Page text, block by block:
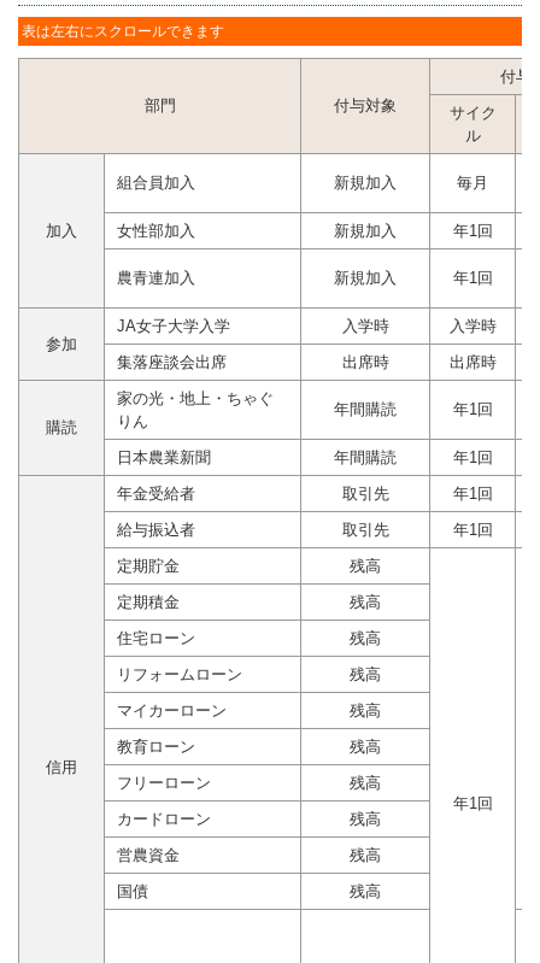
表は左右にスクロールできます
部門 付与対象
付与
サイク
ル
加入
組合員加入 新規加入 毎月
女性部加入 新規加入 年1回
農青連加入 新規加入 年1回
参加
JA女子大学入学 入学時
入学時
集落座談会出席
出席時 出席時
購読
家の光・地上・ちゃぐ
りん
年間購読 年1回
日本農業新聞 年間購読 年1回
信用
年金受給者 取引先 年1回
給与振込者
取引先 年1回
定期貯金
残高
年1回
定期積金
残高
住宅ローン
残高
リフォームローン
残高
マイカーローン
残高
教育ローン
残高
フリーローン
残高
カードローン
残高
営農資金
残高
国債
残高